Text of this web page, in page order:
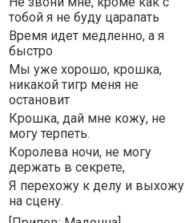
тобой я не буду царапать
Время идет медленно, а я
быстро
Мы уже хорошо, крошка,
никакой тигр меня не
остановит
Крошка, дай мне кожу, не
могу терпеть.
Королева ночи, не могу
держать в секрете,
Я перехожу к делу и выхожу
на сцену.